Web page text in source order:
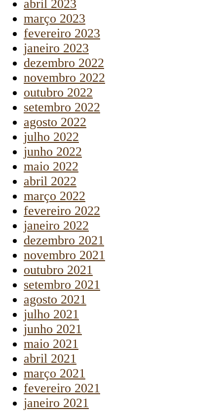
abril 2023
março 2023
fevereiro 2023
janeiro 2023
dezembro 2022
novembro 2022
outubro 2022
setembro 2022
agosto 2022
julho 2022
junho 2022
maio 2022
abril 2022
março 2022
fevereiro 2022
janeiro 2022
dezembro 2021
novembro 2021
outubro 2021
setembro 2021
agosto 2021
julho 2021
junho 2021
maio 2021
abril 2021
março 2021
fevereiro 2021
janeiro 2021